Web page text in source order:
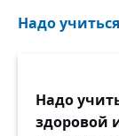
Надо
Надо
здоровой